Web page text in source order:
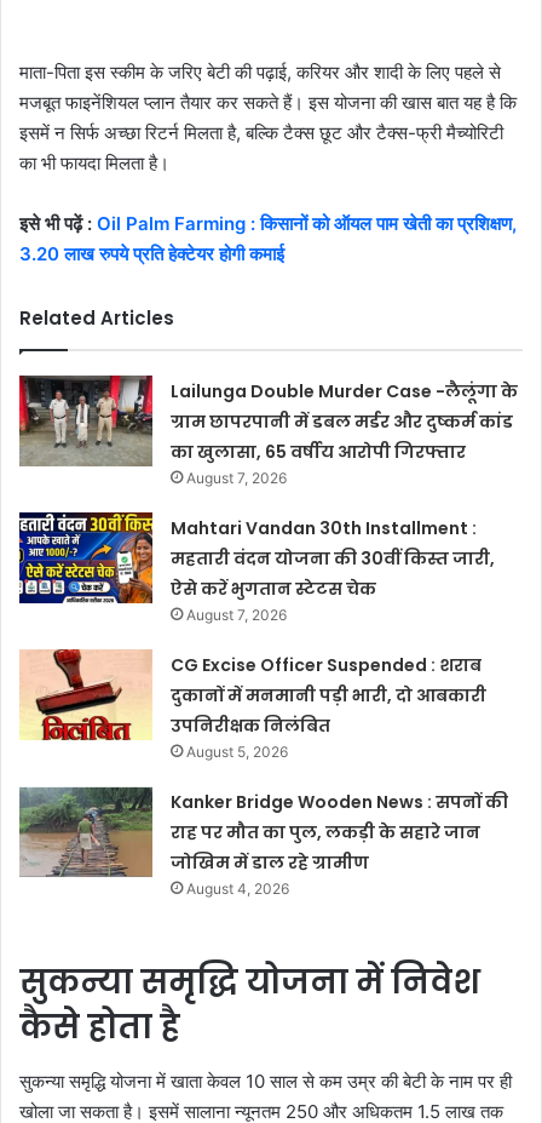
माता-पिता इस स्कीम के जरिए बेटी की पढ़ाई, करियर और शादी के लिए पहले से
मजबूत फाइनेंशियल प्लान तैयार कर सकते हैं। इस योजना की खास बात यह है कि
इसमें न सिर्फ अच्छा रिटर्न मिलता है, बल्कि टैक्स छूट और टैक्स-फ्री मैच्योरिटी
का भी फायदा मिलता है।
इसे भी पढ़ें : Oil Palm Farming : किसानों को ऑयल पाम खेती का प्रशिक्षण,
3.20 लाख रुपये प्रति हेक्टेयर होगी कमाई
Related Articles
Lailunga Double Murder Case -लैलूंगा के
ग्राम छापरपानी में डबल मर्डर और दुष्कर्म कांड
का खुलासा, 65 वर्षीय आरोपी गिरफ्तार
August 7, 2026
Mahtari Vandan 30th Installment :
महतारी वंदन योजना की 30वीं किस्त जारी,
ऐसे करें भुगतान स्टेटस चेक
August 7, 2026
CG Excise Officer Suspended : शराब
दुकानों में मनमानी पड़ी भारी, दो आबकारी
उपनिरीक्षक निलंबित
August 5, 2026
Kanker Bridge Wooden News : सपनों की
राह पर मौत का पुल, लकड़ी के सहारे जान
जोखिम में डाल रहे ग्रामीण
August 4, 2026
सुकन्या समृद्धि योजना में निवेश
कैसे होता है
सुकन्या समृद्धि योजना में खाता केवल 10 साल से कम उम्र की बेटी के नाम पर ही
खोला जा सकता है। इसमें सालाना न्यूनतम 250 और अधिकतम 1.5 लाख तक